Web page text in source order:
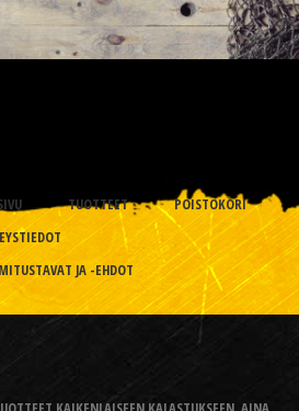
TUOTTEET
POISTOKORI
JA -EHDOT